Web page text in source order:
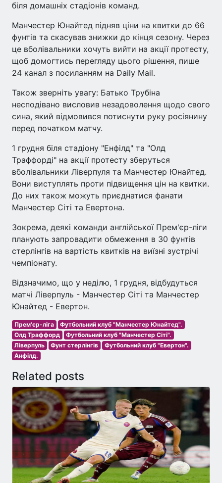
біля домашніх стадіонів команд.
Манчестер Юнайтед підняв ціни на квитки до 66
фунтів та скасував знижки до кінця сезону. Через
це вболівальники хочуть вийти на акції протесту,
щоб домогтись перегляду цього рішення, пише
24 канал з посиланням на Daily Mail.
Також зверніть увагу: Батько Трубіна
несподівано висловив незадоволення щодо свого
сина, який відмовився потиснути руку росіянину
перед початком матчу.
1 грудня біля стадіону "Енфілд" та "Олд
Траффорді" на акції протесту зберуться
вболівальники Ліверпуля та Манчестер Юнайтед.
Вони виступлять проти підвищення цін на квитки.
До них також можуть приєднатися фанати
Манчестер Сіті та Евертона.
Зокрема, деякі команди англійської Прем'єр-ліги
планують запровадити обмеження в 30 фунтів
стерлінгів на вартість квитків на виїзні зустрічі
чемпіонату.
Відзначимо, що у неділю, 1 грудня, відбудуться
матчі Ліверпуль - Манчестер Сіті та Манчестер
Юнайтед - Евертон.
Прем'єр-ліга
Футбольний клуб "Манчестер Юнайтед".
Олд Траффорд
Футбольний клуб "Манчестер Сіті".
Ліверпуль
Фунт стерлінгів
Футбольний клуб "Евертон".
Анфілд.
Related posts